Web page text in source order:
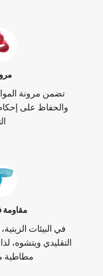
تضمن مرونة
والحفاظ على
مقاومة
في البيئات
التقليدي ويتشوه،
مطاطية